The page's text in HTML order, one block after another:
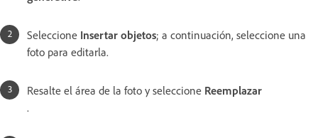
Seleccione Insertar objetos; a continuación, seleccione una
foto para editarla.
Resalte el área de la foto y seleccione Reemplazar
.